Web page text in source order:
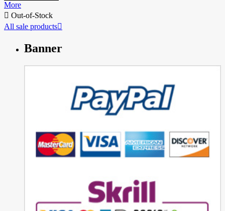
More
 Out-of-Stock
All sale products
Banner